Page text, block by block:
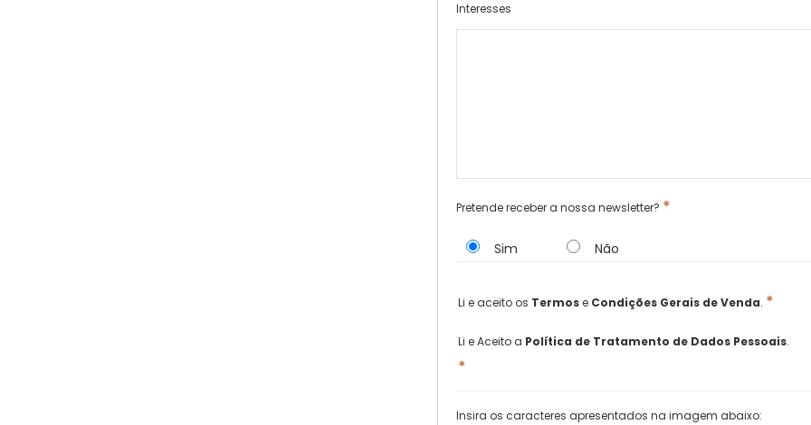
Interesses
Pretende receber a nossa newsletter? *
Sim Não
Li e aceito os Termose Condições Gerais de Venda. *
Li e Aceito a Política de Tratamento de Dados Pessoais.
*
Insira os caracteres apresentados na imagem abaixo: